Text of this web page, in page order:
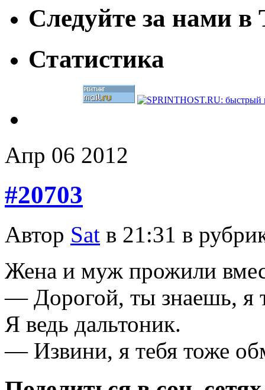
Следуйте за нами
Статистика
Апр 06 2012
#20703
Автор Sat в 21:31 в
Жена и муж прожили
— Дорогой, ты знаешь, я
Я ведь дальтоник.
— Извини, я тебя тоже